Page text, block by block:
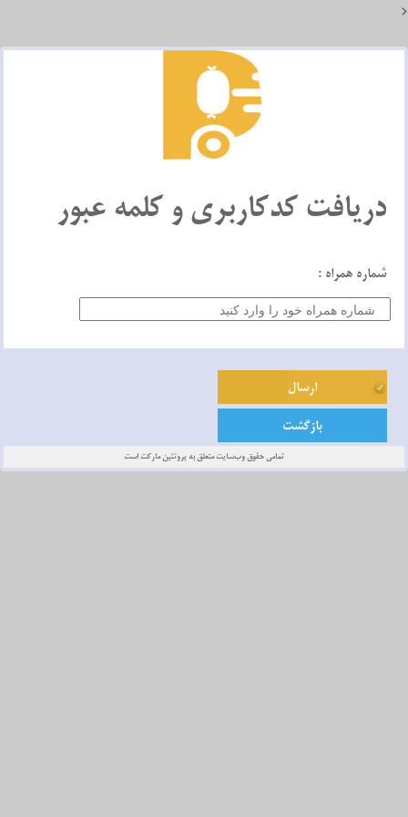
دریافت کدکاربری و کلمه عبور
شماره همراه :
تمامی حقوق وب‌سایت متعلق به پروتئين مارکت است